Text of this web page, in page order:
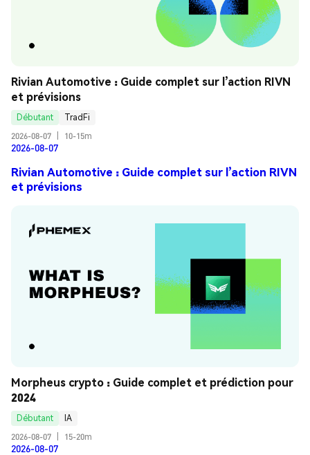
Rivian Automotive : Guide complet sur l’action RIVN
et prévisions
Débutant
TradFi
2026-08-07
10-15m
2026-08-07
Rivian Automotive : Guide complet sur l’action RIVN
et prévisions
Morpheus crypto : Guide complet et prédiction pour
2024
Débutant
IA
2026-08-07
15-20m
2026-08-07